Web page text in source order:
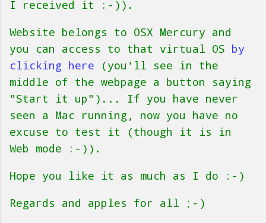
I received it :-)).
Website belongs to OSX Mercury and
you can access to that virtual OS by
clicking here
(you'll see in the
middle of the webpage a button saying
"Start it up")... If you have never
seen a Mac running, now you have no
excuse to test it (though it is in
Web mode :-)).
Hope you like it as much as I do :-)
Regards and apples for all ;-)